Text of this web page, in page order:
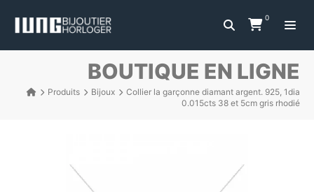
0
BOUTIQUE EN LIGNE
Produits Bijoux
Collier la garçonne diamant argent. 925, 1dia
0.015cts 38 et 5cm gris rhodié